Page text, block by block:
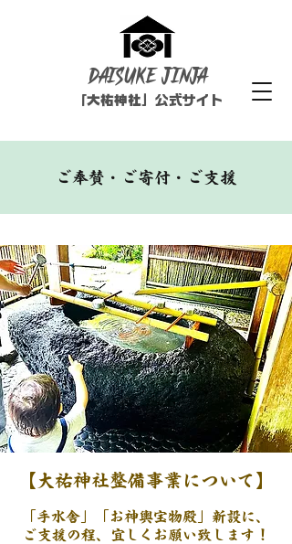
DAISUKE Jinja
「大祐神社」 公式サイト
​ご奉賛・ご寄付・ご支援
【大祐神社整備事業について】
「​手水舎」「お神輿宝物殿」新設に、
ご支援の程、宜しくお願い致します！